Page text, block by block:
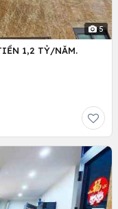
5
1,2 TỶ/NĂM.